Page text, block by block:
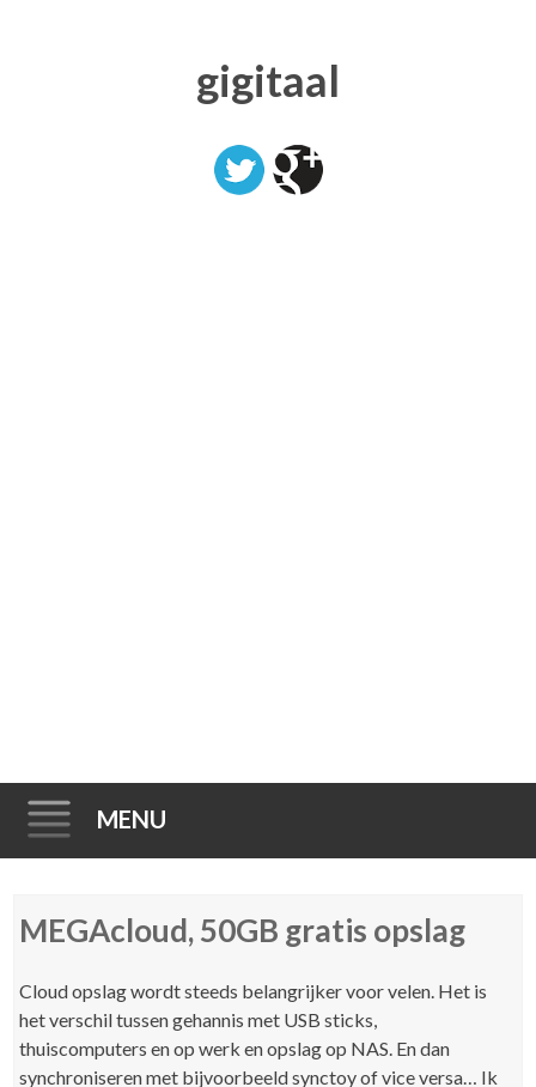
gigitaal
MENU
naar
MEGAcloud, 50GB gratis opslag
Cloud opslag wordt steeds belangrijker voor velen. Het is
het verschil tussen gehannis met USB sticks,
thuiscomputers en op werk en opslag op NAS. En dan
synchroniseren met bijvoorbeeld synctoy of vice versa… Ik